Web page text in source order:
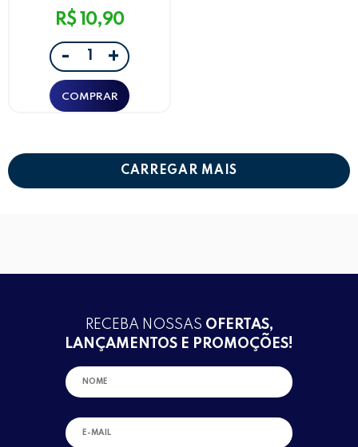
R$ 10,90
- +
CARREGAR MAIS
RECEBA NOSSAS OFERTAS,
LANÇAMENTOS E PROMOÇÕES!